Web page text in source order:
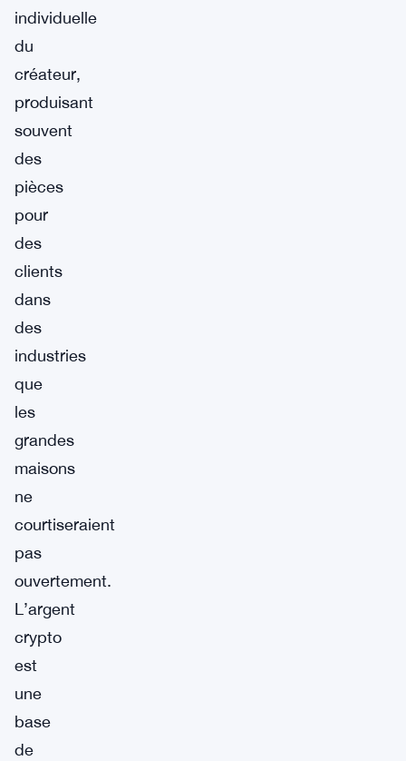
individuelle
du
créateur,
produisant
souvent
des
pièces
pour
des
clients
dans
des
industries
que
les
grandes
maisons
ne
courtiseraient
pas
ouvertement.
L’argent
crypto
est
une
base
de